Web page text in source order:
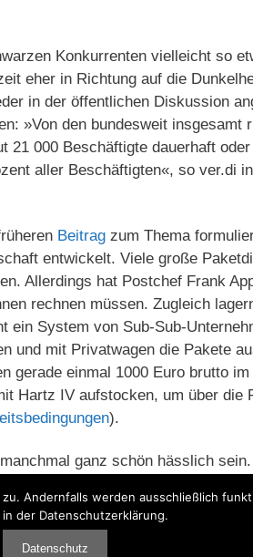
Konkurrenten vielleicht so
eher in Richtung auf die
in der öffentlichen Diskussion
»Von den bundesweit insgesamt
21 000 Beschäftigte dauerhaft
aller Beschäftigten«, so ver.di
Beitrag zum Thema
entwickelt. Viele große
Allerdings hat Postchef Frank
rechnen müssen. Zugleich
ein System von Sub-Sub-
und mit Privatwagen die Pakete
gerade einmal 1000 Euro brutto im
Hartz IV aufstocken, um über die
).
ganz schön hässlich sein.
Andernfalls werden ausschließlich
der Datenschutzerklärung.
Datenschutz